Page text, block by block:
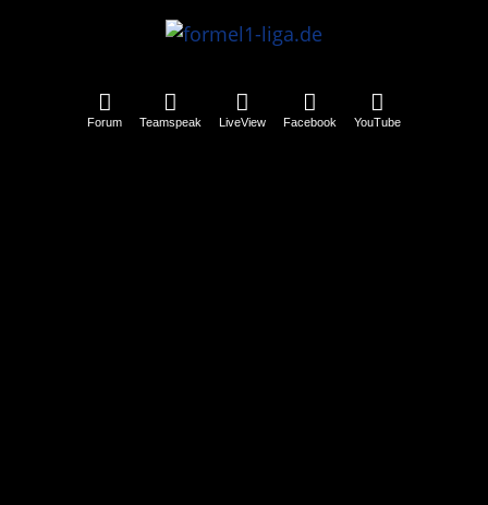
Forum Teamspeak LiveView Facebook YouTube